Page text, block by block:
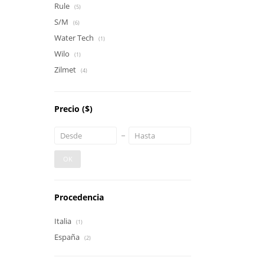
Rule (5)
S/M (6)
Water Tech (1)
Wilo (1)
Zilmet (4)
Precio ($)
OK
Procedencia
Italia (1)
España (2)